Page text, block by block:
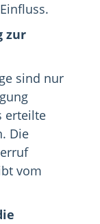
zur
sind nur
erteilte
Die
vom